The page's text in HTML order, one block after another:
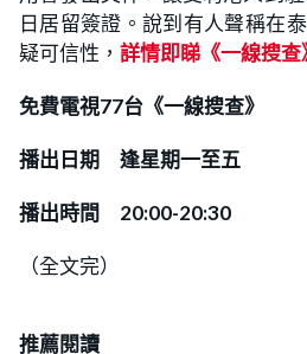
日居留簽證。說到有人聲稱在
疑可信性， 詳情即睇《一線搜查
免費電視77台《一線搜查》
播出日期 逢星期一至五
播出時間 20:00-20:30
（全文完）
推薦閱讀